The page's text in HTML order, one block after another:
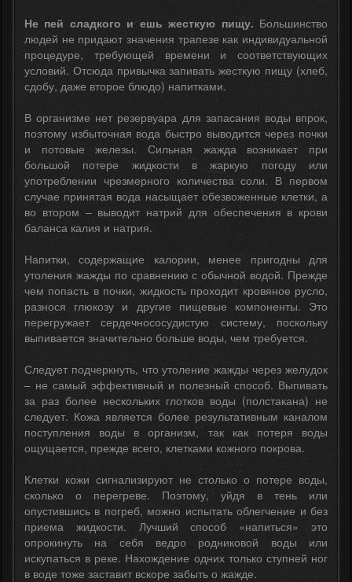
Не пей сладкого и ешь жесткую пищу. Большинство
людей не придают значения трапезе как индивидуальной
процедуре, требующей времени и соответствующих
условий. Отсюда привычка запивать жесткую пищу (хлеб,
сдобу, даже второе блюдо) напитками.
В организме нет резервуара для запасания воды впрок,
поэтому избыточная вода быстро выводится через почки
и потовые железы. Сильная жажда возникает при
большой потере жидкости в жаркую погоду или
употреблении чрезмерного количества соли. В первом
случае принятая вода насыщает обезвоженные клетки, а
во втором – выводит натрий для обеспечения в крови
баланса калия и натрия.
Напитки, содержащие калории, менее пригодны для
утоления жажды по сравнению с обычной водой. Прежде
чем попасть в почки, жидкость проходит кровяное русло,
разнося глюкозу и другие пищевые компоненты. Это
перегружает сердечнососудистую систему, поскольку
выпивается значительно больше воды, чем требуется.
Следует подчеркнуть, что утоление жажды через желудок
– не самый эффективный и полезный способ. Выпивать
за раз более нескольких глотков воды (полстакана) не
следует. Кожа является более результативным каналом
поступления воды в организм, так как потеря воды
ощущается, прежде всего, клетками кожного покрова.
Клетки кожи сигнализируют не столько о потере воды,
сколько о перегреве. Поэтому, уйдя в тень или
опустившись в погреб, можно испытать облегчение и без
приема жидкости. Лучший способ «напиться» это
опрокинуть на себя ведро родниковой воды или
искупаться в реке. Нахождение одних только ступней ног
в воде тоже заставит вскоре забыть о жажде.